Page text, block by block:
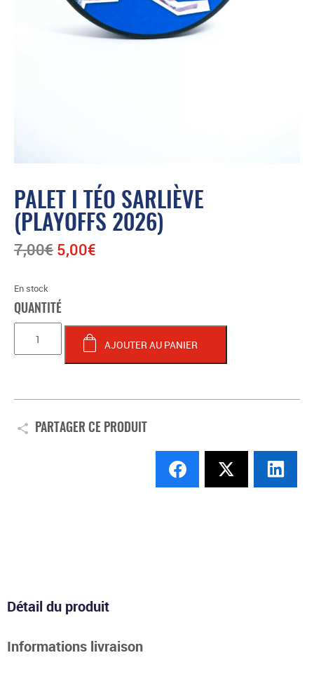
PALET I TÉO SARLIÈVE
(PLAYOFFS 2026)
7,00€ Le
prix
7,00€.
5,00€
En stock
PALET
SARLIÈVE
2026)
AJOUTER AU PANIER
PARTAGER CE PRODUIT
Détail du produit
Informations livraison